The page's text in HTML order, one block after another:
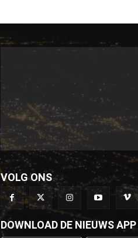
VOLG ONS
DOWNLOAD DE NIEUWS APP